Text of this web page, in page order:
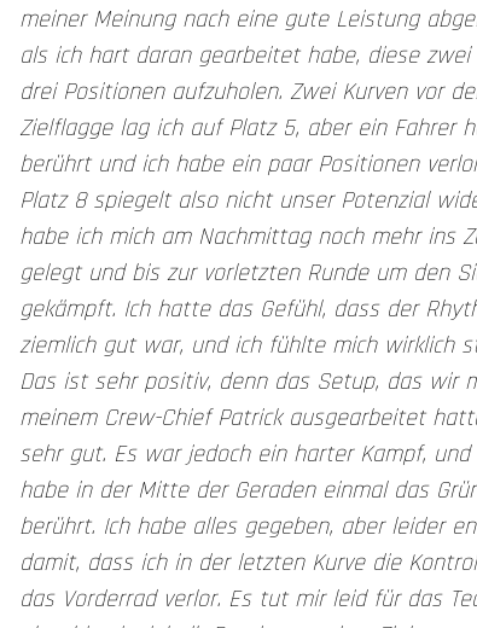
meiner Meinung nach eine gute Leistung
als ich hart daran gearbeitet habe, diese zwei
drei Positionen aufzuholen. Zwei Kurven vor
Zielflagge lag ich auf Platz 5, aber ein Fahrer
berührt und ich habe ein paar Positionen
Platz 8 spiegelt also nicht unser Potenzial
habe ich mich am Nachmittag noch mehr ins
gelegt und bis zur vorletzten Runde um den
gekämpft. Ich hatte das Gefühl, dass der
ziemlich gut war, und ich fühlte mich wirklich
Das ist sehr positiv, denn das Setup, das wir
meinem Crew-Chief Patrick ausgearbeitet
sehr gut. Es war jedoch ein harter Kampf, und
habe in der Mitte der Geraden einmal das
berührt. Ich habe alles gegeben, aber leider
damit, dass ich in der letzten Kurve die
das Vorderrad verlor. Es tut mir leid für das